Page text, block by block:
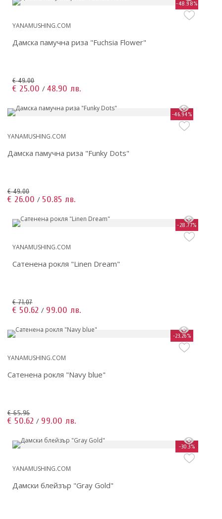
-48.98%
YANAMUSHING.COM
Дамска памучна риза "Fuchsia Flower"
€ 49.00
€ 25.00 / 48.90 лв.
-46.94%
YANAMUSHING.COM
Дамска памучна риза "Funky Dots"
€ 49.00
€ 26.00 / 50.85 лв.
-28.77%
YANAMUSHING.COM
Сатенена рокля "Linen Dream"
€ 71.07
€ 50.62 / 99.00 лв.
-23.26%
YANAMUSHING.COM
Сатенена рокля "Navy blue"
€ 65.96
€ 50.62 / 99.00 лв.
-30.3%
YANAMUSHING.COM
Дамски блейзър "Gray Gold"